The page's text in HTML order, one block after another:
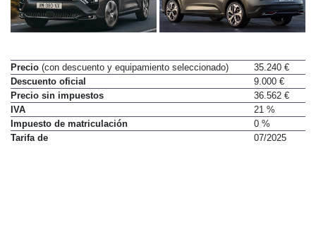
Precio (con descuento y equipamiento seleccionado)
35.240 €
Descuento oficial
9.000 €
Precio sin impuestos
36.562 €
IVA
21 %
Impuesto de matriculación
0 %
Tarifa de
07/2025